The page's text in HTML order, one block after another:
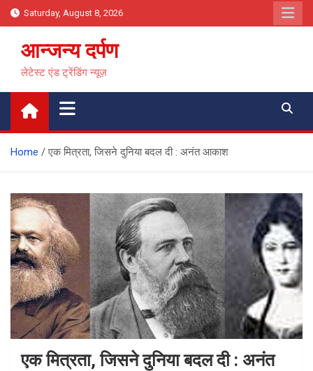
Skip
to
content
Saturday, August 8, 2026
आन्जन्य दर्पण
लेटेस्ट एंड ट्रेंडिंग न्यूज़
Home एक मित्रता, जिसने दुनिया बदल दी : अनंत आकाश
एक मित्रता, जिसने दुनिया बदल दी : अनंत